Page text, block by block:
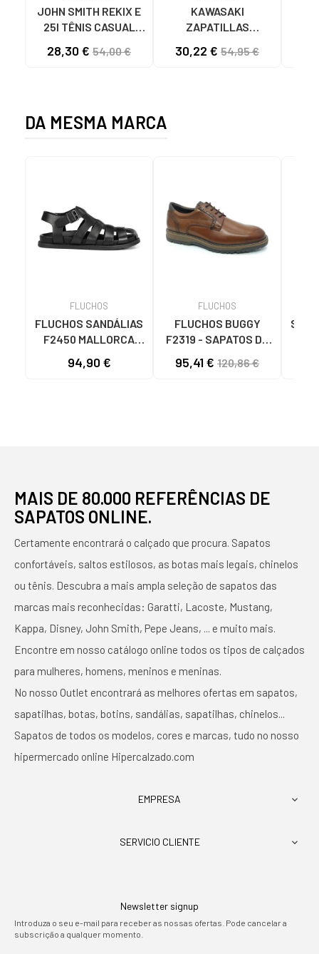
JOHN SMITH REKIX E
25I TÊNIS CASUAL
NEGRO
28,30 € 54,00 €
KAWASAKI
ZAPATILLAS
CANVAS K192495
30,22 € 54,95 €
DA MESMA MARCA
FLUCHOS
FLUCHOS SANDÁLIAS
F2450 MALLORCA
94,90 €
FLUCHOS
FLUCHOS BUGGY
F2319 - SAPATOS DE
CAMEL MARROM
95,41 € 120,86 €
MAIS DE 80.000 REFERÊNCIAS DE
SAPATOS ONLINE.
Certamente encontrará o calçado que procura. Sapatos
confortáveis, saltos estilosos, as botas mais legais, chinelos
ou tênis. Descubra a mais ampla seleção de sapatos das
marcas mais reconhecidas: Garatti, Lacoste, Mustang,
Kappa, Disney, John Smith, Pepe Jeans, ... e muito mais.
Encontre em nosso catálogo online todos os tipos de calçados
para mulheres, homens, meninos e meninas.
No nosso Outlet encontrará as melhores ofertas em sapatos,
sapatilhas, botas, botins, sandálias, sapatilhas, chinelos...
Sapatos de todos os modelos, cores e marcas, tudo no nosso
hipermercado online Hipercalzado.com
EMPRESA 
SERVICIO CLIENTE 
Newsletter signup
Introduza o seu e-mail para receber as nossas ofertas. Pode cancelar a
subscrição a qualquer momento.